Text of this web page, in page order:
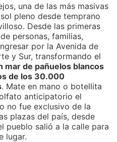
una de las más masivas
pleno desde temprano
Desde las primeras
personas, familias,
por la Avenida de
y Sur, transformando el
mar de pañuelos blancos
de los 30.000
. Mate en mano o botellita
anticipatorio el
no fue exclusivo de la
plazas del país, desde
pueblo salió a la calle para
lugar.